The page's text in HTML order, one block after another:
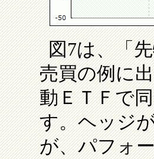
図7は、「
売買の例に
動ＥＴＦで
す。ヘッジ
が、パフォ